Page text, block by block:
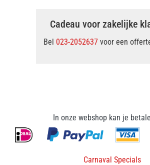
Cadeau voor zakelijke
Bel 023-2052637 voor een
In onze webshop kan je
Carnaval Specials